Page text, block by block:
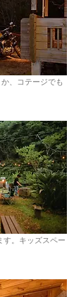
、コテージでも
す。キッズスペー